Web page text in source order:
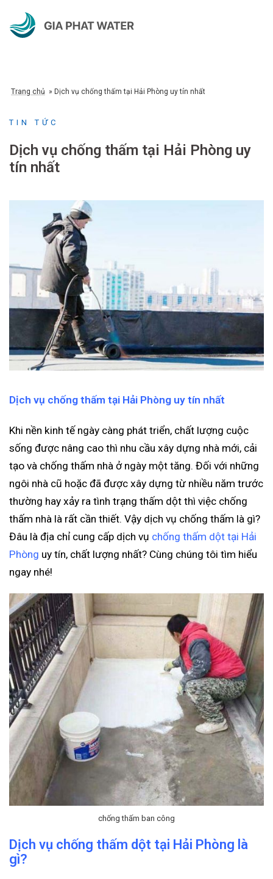
Trang chủ » Dịch vụ chống thấm tại Hải Phòng uy tín nhất
TIN TỨC
Dịch vụ chống thấm tại Hải Phòng uy
tín nhất
Dịch vụ chống thấm tại Hải Phòng uy tín nhất
Khi nền kinh tế ngày càng phát triển, chất lượng cuộc
sống được nâng cao thì nhu cầu xây dựng nhà mới, cải
tạo và chống thấm nhà ở ngày một tăng. Đối với những
ngôi nhà cũ hoặc đã được xây dựng từ nhiều năm trước
thường hay xảy ra tình trạng thấm dột thì việc chống
thấm nhà là rất cần thiết. Vậy dịch vụ chống thấm là gì?
Đâu là địa chỉ cung cấp dịch vụ chống thấm dột tại Hải
Phòng uy tín, chất lượng nhất? Cùng chúng tôi tìm hiểu
ngay nhé!
chống thấm ban công
Dịch vụ chống thấm dột tại Hải Phòng là
gì?